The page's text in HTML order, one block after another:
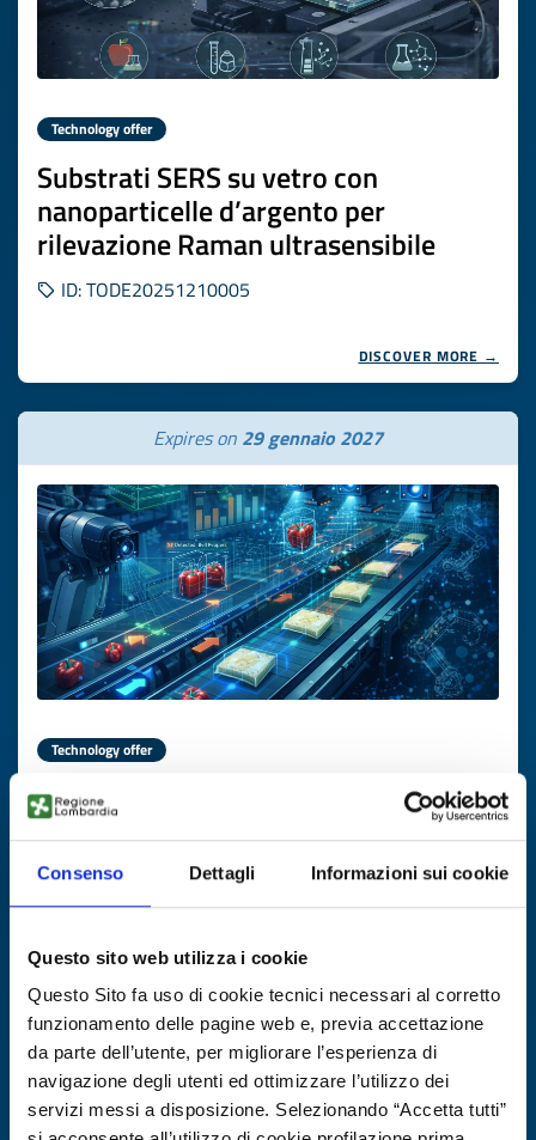
Consenso Dettagli Informazioni sui cookie
Questo sito web utilizza i cookie
Questo Sito fa uso di cookie tecnici necessari al corretto
funzionamento delle pagine web e, previa accettazione
da parte dell’utente, per migliorare l’esperienza di
navigazione degli utenti ed ottimizzare l’utilizzo dei
servizi messi a disposizione. Selezionando “Accetta tutti”
Technology offer
Substrati SERS su vetro con
nanoparticelle d’argento per
rilevazione Raman ultrasensibile
ID: TODE20251210005
DISCOVER MORE →
Expires on 29 gennaio 2027
Technology offer
Machine vision per
sorting/orientamento ad alta velocità
ID: TOLV20260114010
Expires on29 gennaio 2027